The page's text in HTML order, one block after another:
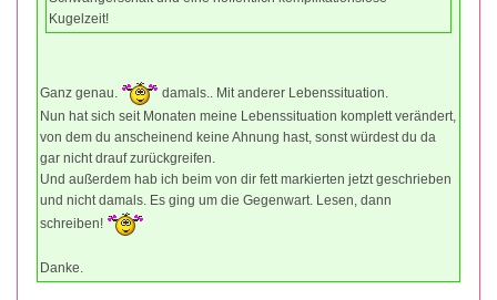
Kugelzeit!
Ganz genau.
damals.. Mit anderer Lebenssituation.
Nun hat sich seit Monaten meine Lebenssituation komplett verändert,
von dem du anscheinend keine Ahnung hast, sonst würdest du da
gar nicht drauf zurückgreifen.
Und außerdem hab ich beim von dir fett markierten jetzt geschrieben
und nicht damals. Es ging um die Gegenwart. Lesen, dann
schreiben!
Danke.